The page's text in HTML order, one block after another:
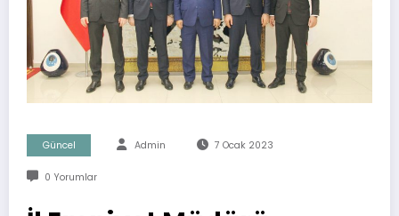
Güncel Admin 7 Ocak 2023
0 Yorumlar